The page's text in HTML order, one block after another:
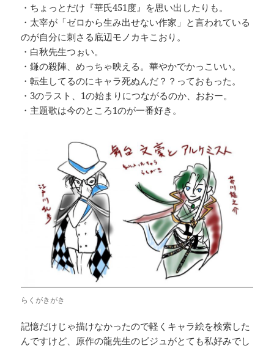
・ちょっとだけ『華氏451度』を思い出したりも。
・太宰が「ゼロから生み出せない作家」と言われている
のが自分に刺さる底辺モノカキこおり。
・白秋先生つぉい。
・鎌の殺陣、めっちゃ映える。華やかでかっこいい。
・転生してるのにキャラ死ぬんだ？？っておもった。
・3のラスト、1の始まりにつながるのか、おおー。
・主題歌は今のところ1のが一番好き。
らくがきがき
記憶だけじゃ描けなかったので軽くキャラ絵を検索した
んですけど、原作の龍先生のビジュがとても私好みでし